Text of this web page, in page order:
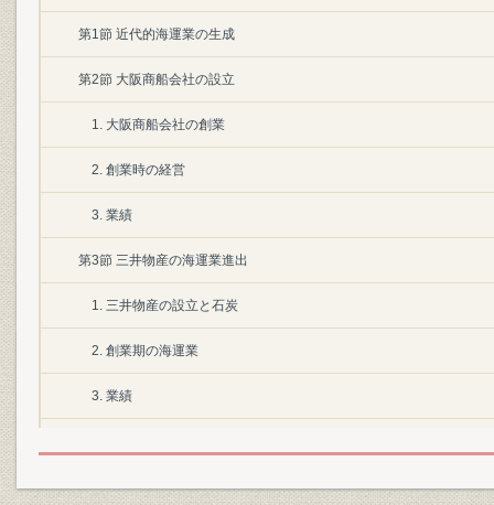
第1節 近代的海運業の生成
第2節 大阪商船会社の設立
1. 大阪商船会社の創業
2. 創業時の経営
3. 業績
第3節 三井物産の海運業進出
1. 三井物産の設立と石炭
2. 創業期の海運業
3. 業績
第1節 日清・日露戦争と海運業